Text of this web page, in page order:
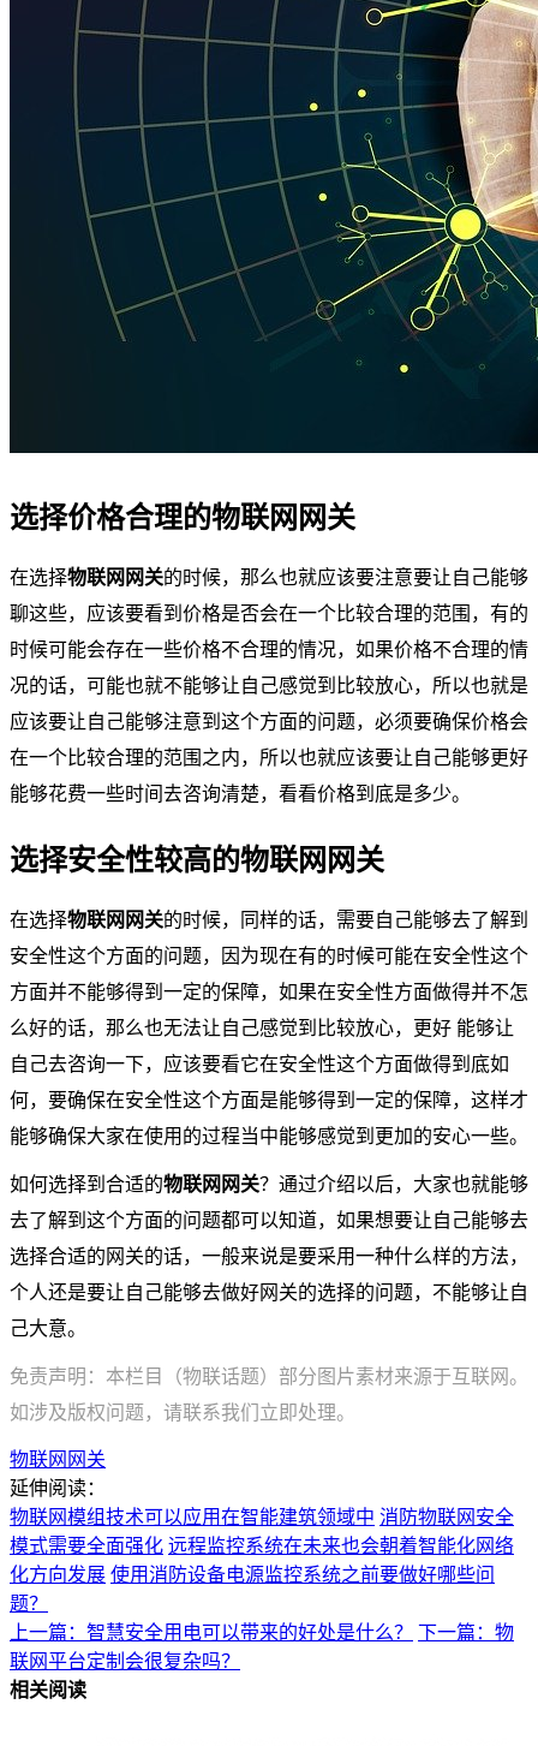
选择价格合理的物联网网关
在选择物联网网关的时候，那么也就应该要注意要让自己能够
聊这些，应该要看到价格是否会在一个比较合理的范围，有的
时候可能会存在一些价格不合理的情况，如果价格不合理的情
况的话，可能也就不能够让自己感觉到比较放心，所以也就是
应该要让自己能够注意到这个方面的问题，必须要确保价格会
在一个比较合理的范围之内，所以也就应该要让自己能够更好
能够花费一些时间去咨询清楚，看看价格到底是多少。
选择安全性较高的物联网网关
在选择物联网网关的时候，同样的话，需要自己能够去了解到
安全性这个方面的问题，因为现在有的时候可能在安全性这个
方面并不能够得到一定的保障，如果在安全性方面做得并不怎
么好的话，那么也无法让自己感觉到比较放心，更好 能够让
自己去咨询一下，应该要看它在安全性这个方面做得到底如
何，要确保在安全性这个方面是能够得到一定的保障，这样才
能够确保大家在使用的过程当中能够感觉到更加的安心一些。
如何选择到合适的物联网网关？通过介绍以后，大家也就能够
去了解到这个方面的问题都可以知道，如果想要让自己能够去
选择合适的网关的话，一般来说是要采用一种什么样的方法，
个人还是要让自己能够去做好网关的选择的问题，不能够让自
己大意。
免责声明：本栏目（物联话题）部分图片素材来源于互联网。
如涉及版权问题，请联系我们立即处理。
物联网网关
延伸阅读：
物联网模组技术可以应用在智能建筑领域中 消防物联网安全
模式需要全面强化 远程监控系统在未来也会朝着智能化网络
化方向发展 使用消防设备电源监控系统之前要做好哪些问
题？
上一篇：智慧安全用电可以带来的好处是什么？
下一篇：物
联网平台定制会很复杂吗？
相关阅读